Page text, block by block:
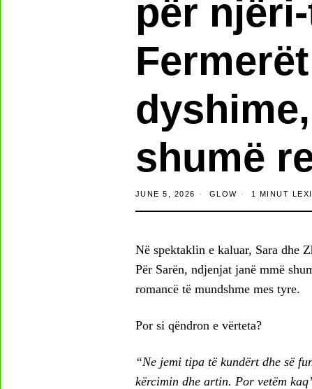
për
shumë
JUNE 5, 2026 GLOW 1 MINUT
Në spektaklin e kaluar, Sara dhe
Për Sarën, ndjenjat janë mmë
romancë të mundshme mes tyre.
Por si qëndron e vërteta?
“Ne jemi tipa të kundërt dhe së
kërcimin dhe artin. Por vetëm